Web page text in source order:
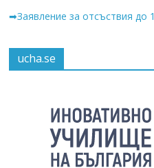
➡Заявление за отсъствия до
ucha.se